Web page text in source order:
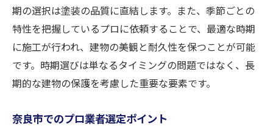
期の選択は塗装の品質に直結します。また、季節ごとの
特性を把握しているプロに依頼することで、最適な時期
に施工が行われ、建物の美観と耐久性を保つことが可能
です。時期選びは単なるタイミングの問題ではなく、長
期的な建物の保護を考慮した重要な要素です。
奈良市でのプロ業者選定ポイント